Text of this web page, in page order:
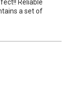
Reliable
a set of